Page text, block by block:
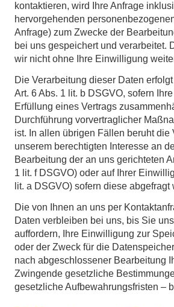
kontaktieren, wird Ihre Anfrage
hervorgehenden
Anfrage) zum Zwecke der
bei uns gespeichert und verarbeitet.
wir nicht ohne Ihre Einwilligung
Die Verarbeitung dieser Daten
Art. 6 Abs. 1 lit. b DSGVO, sofern
Erfüllung eines Vertrags
Durchführung vorvertraglicher
ist. In allen übrigen Fällen beruht die
unserem berechtigten Interesse an
Bearbeitung der an uns gerichteten
1 lit. f DSGVO) oder auf Ihrer
lit. a DSGVO) sofern diese abgefragt
Die von Ihnen an uns per
Daten verbleiben bei uns, bis Sie
auffordern, Ihre Einwilligung zur
oder der Zweck für die
nach abgeschlossener Bearbeitung
Zwingende gesetzliche
gesetzliche Aufbewahrungsfristen –